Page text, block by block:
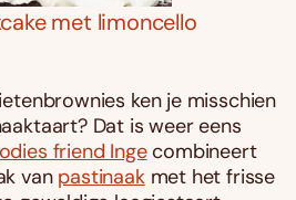
met limoncello
ken je misschien
Dat is weer eens
friend Ingecombineert
van pastinaakmet het frisse